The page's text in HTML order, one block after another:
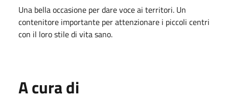
Una bella occasione per dare voce ai territori. Un
contenitore importante per attenzionare i piccoli centri
con il loro stile di vita sano.
A cura di